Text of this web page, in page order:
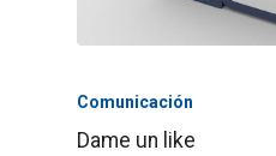
Comunicación
Dame un like